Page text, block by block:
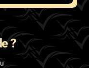
?